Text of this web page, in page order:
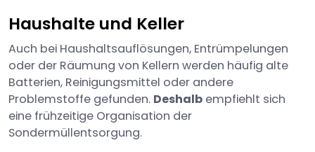
Haushalte und Keller
Auch bei Haushaltsauflösungen, Entrümpelungen
oder der Räumung von Kellern werden häufig alte
Batterien, Reinigungsmittel oder andere
Problemstoffe gefunden. Deshalb empfiehlt sich
eine frühzeitige Organisation der
Sondermüllentsorgung.